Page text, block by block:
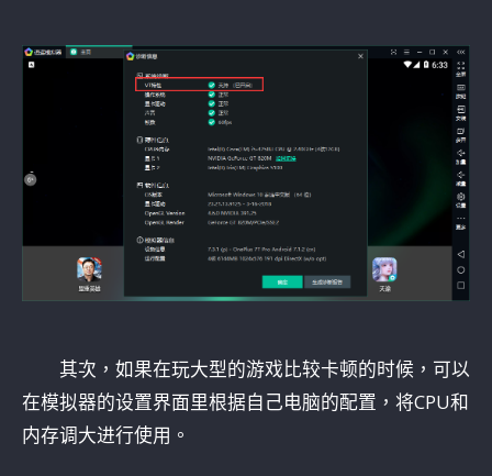
其次，如果在玩大型的游戏比较卡顿的时候，可以
在模拟器的设置界面里根据自己电脑的配置，将CPU和
内存调大进行使用。